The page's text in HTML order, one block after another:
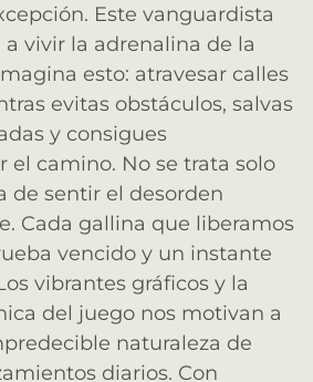
Este vanguardista
vivir la adrenalina de la
esto: atravesar calles
evitas obstáculos, salvas
y consigues
el camino. No se trata solo
de sentir el desorden
Cada gallina que liberamos
vencido y un instante
vibrantes gráficos y la
del juego nos motivan a
naturaleza de
diarios. Con